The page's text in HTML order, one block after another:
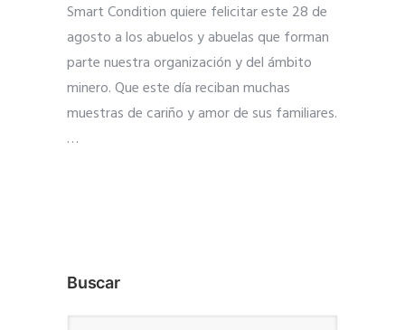
Smart Condition quiere felicitar este 28 de
agosto a los abuelos y abuelas que forman
parte nuestra organización y del ámbito
minero. Que este día reciban muchas
muestras de cariño y amor de sus familiares.
…
Buscar